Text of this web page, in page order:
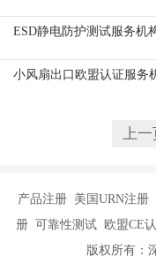
ESD静电防护测试服务机
小风扇出口欧盟认证服务
上一
产品注册 美国URN注
册 可靠性测试 欧盟CE
版权所有：